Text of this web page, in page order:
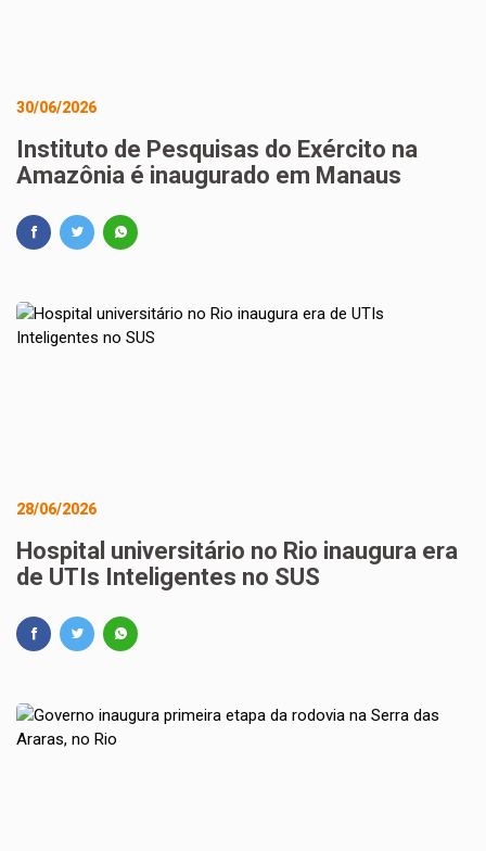
30/06/2026
Instituto de Pesquisas do Exército na
Amazônia é inaugurado em Manaus
28/06/2026
Hospital universitário no Rio inaugura era
de UTIs Inteligentes no SUS